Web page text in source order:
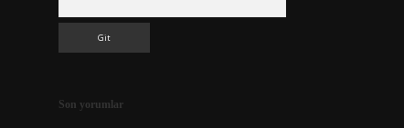
Son yorumlar